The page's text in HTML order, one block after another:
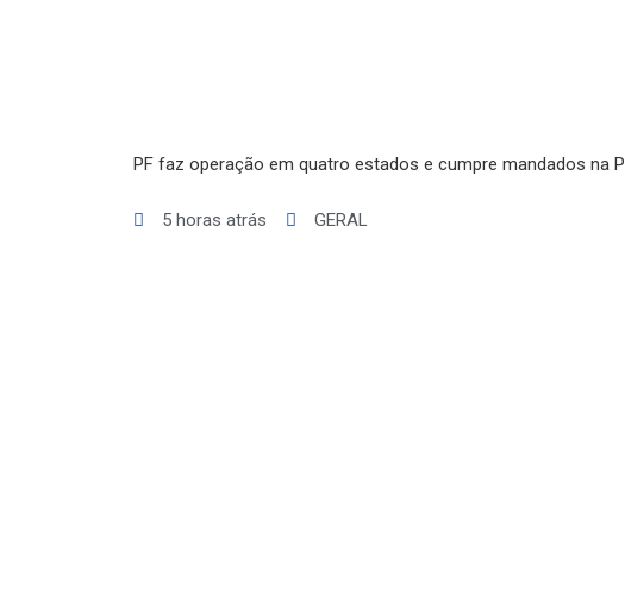
PF faz operação em quatro estados e cumpre mandados na
5 horas atrás GERAL